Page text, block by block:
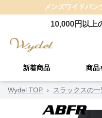
メンズワイドパン
10,000円以上
新着商品 商品
Wydel TOP › スラックスの一